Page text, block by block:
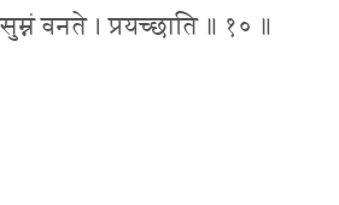
वनते । प्रयच्छाति ॥ १० ॥